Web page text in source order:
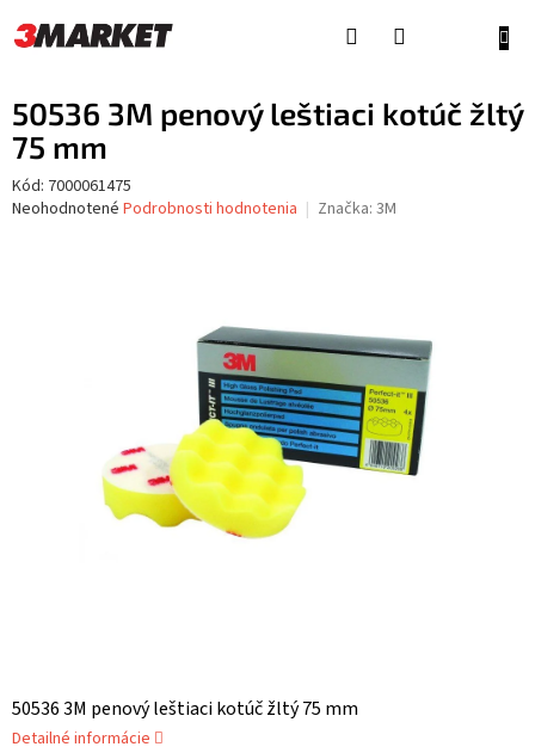
na
obsah
50536 3M penový leštiaci kotúč žltý
75 mm
Kód: 7000061475
Priemerné
Neohodnotené Podrobnosti hodnotenia Značka: 3M
50536 3M penový leštiaci kotúč žltý 75 mm
Detailné informácie